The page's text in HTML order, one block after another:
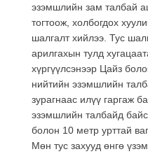
эзэмшлийн зам талбай
тогтоож, холбогдох
шалгалт хийлээ. Тус
арилгахын тулд
хүргүүлсэнээр Цайз
нийтийн эзэмшлийн
зурагнаас илүү гаргаж
эзэмшлийн талбайд
болон 10 метр урттай
Мөн тус захууд өнгө